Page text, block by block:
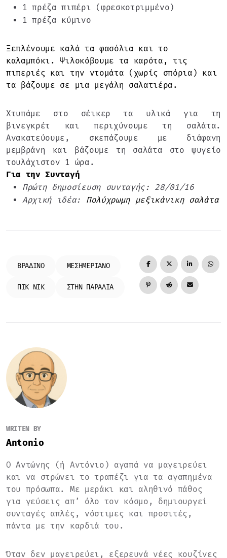
1 πρέζα πιπέρι (φρεσκοτριμμένο)
1 πρέζα κύμινο
Ξεπλένουμε καλά τα φασόλια και το
καλαμπόκι. Ψιλοκόβουμε τα καρότα, τις
πιπεριές και την ντομάτα (χωρίς σπόρια) και
τα βάζουμε σε μια μεγάλη σαλατιέρα.
Χτυπάμε στο σέικερ τα υλικά για τη
βινεγκρέτ και περιχύνουμε τη σαλάτα.
Ανακατεύουμε, σκεπάζουμε με διάφανη
μεμβράνη και βάζουμε τη σαλάτα στο ψυγείο
τουλάχιστον 1 ώρα.
Για την Συνταγή
Πρώτη δημοσίευση συνταγής: 28/01/16
Αρχική ιδέα: Πολύχρωμη μεξικάνικη σαλάτα
ΒΡΑΔΙΝΌ ΜΕΣΗΜΕΡΙΑΝΌ
ΠΙΚ ΝΙΚ ΣΤΗΝ ΠΑΡΑΛΊΑ
WRITEN BY
Antonio
Ο Αντώνης (ή Αντόνιο) αγαπά να μαγειρεύει
και να στρώνει το τραπέζι για τα αγαπημένα
του πρόσωπα. Με μεράκι και αληθινό πάθος
για γεύσεις απ’ όλο τον κόσμο, δημιουργεί
συνταγές απλές, νόστιμες και προσιτές,
πάντα με την καρδιά του.
Όταν δεν μαγειρεύει, εξερευνά νέες κουζίνες